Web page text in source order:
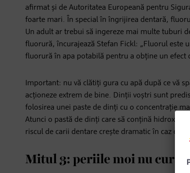
afirmat și de Autoritatea Europeană pentru
foarte mari. În special în îngrijirea dentară,
Un adult ar trebui să ingereze mai multe tuburi
fluorură, încurajează Stefan Fickl: „Fluorul este
fluorură în apa potabilă pentru a obține un efect
Important: nu vă clătiți gura cu apă după ce vă
acționeze extrem de bine. Dinții voștri sunt
folosirea unei paste de dinți cu o concentrație
Atunci o pastă de dinți care să conțină
riscul de carii dentare crește dramatic în caz
Mitul 3: periile moi nu